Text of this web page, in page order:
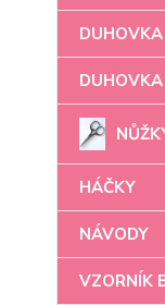
HÁČKY
NÁVODY
VZORNÍK